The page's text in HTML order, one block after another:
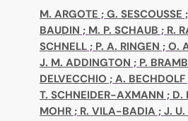
M. ARGOTE ; G. SESCOUSSE ;
BAUDIN ; M. P. SCHAUB ; R.
SCHNELL ; P. A. RINGEN ; O.
J. M. ADDINGTON ; P.
DELVECCHIO ; A. BECHDOLF
T. SCHNEIDER-AXMANN ; D.
MOHR ; R. VILA-BADIA ; J. U.